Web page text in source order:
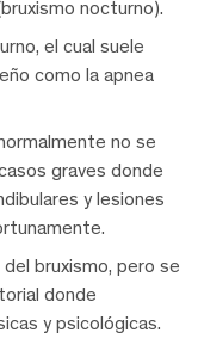
nocturno).
el cual suele
como la apnea
no se
graves donde
y lesiones
bruxismo, pero se
donde
y psicológicas.